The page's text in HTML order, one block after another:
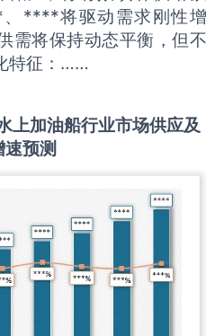
****将驱动需求刚性增
需将保持动态平衡，但不
特征：……
上加油船行业市场供应及
速预测